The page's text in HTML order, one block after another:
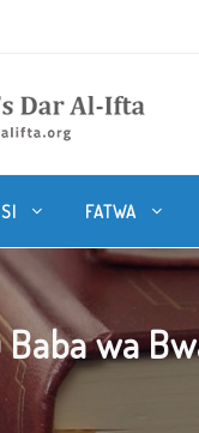
FATWA
wa